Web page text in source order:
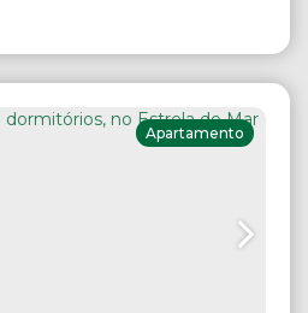
Apartamento